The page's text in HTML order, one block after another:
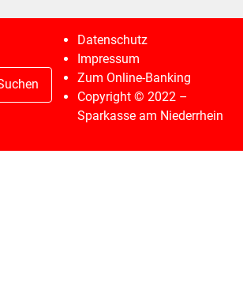
Datenschutz
Impressum
Zum Online-Banking
Copyright © 2022 –
Sparkasse am Niederrhein